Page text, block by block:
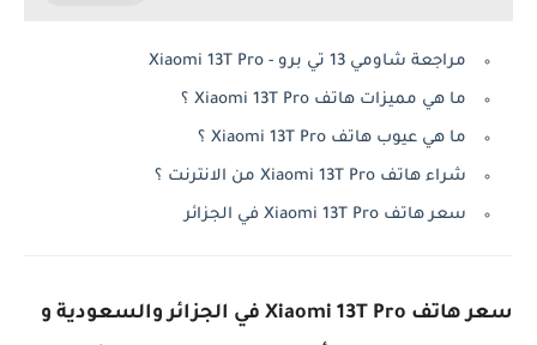
مراجعة شاومي 13 تي برو - Xiaomi 13T Pro
ما هي مميزات هاتف Xiaomi 13T Pro ؟
ما هي عيوب هاتف Xiaomi 13T Pro ؟
شراء هاتف Xiaomi 13T Pro من الانترنت ؟
سعر هاتف Xiaomi 13T Pro في الجزائر
سعر هاتف Xiaomi 13T Pro في الجزائر والسعودية و